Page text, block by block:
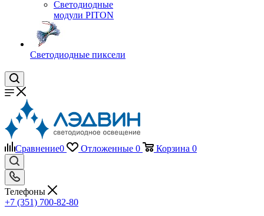
Светодиодные
модули PITON
Светодиодные пиксели
Сравнение0 Отложенные 0 Корзина 0
Телефоны
+7 (351) 700-82-80